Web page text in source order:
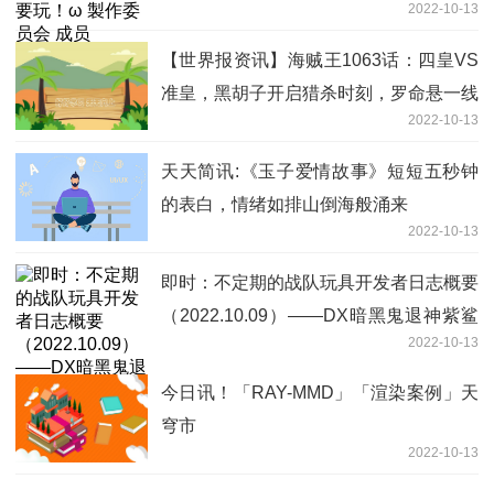
2022-10-13
【世界报资讯】海贼王1063话：四皇VS
准皇，黑胡子开启猎杀时刻，罗命悬一线
2022-10-13
天天简讯:《玉子爱情故事》短短五秒钟
的表白，情绪如排山倒海般涌来
2022-10-13
即时：不定期的战队玩具开发者日志概要
（2022.10.09）——DX暗黑鬼退神紫鲨
2022-10-13
今日讯！「RAY-MMD」「渲染案例」天
穹市
2022-10-13